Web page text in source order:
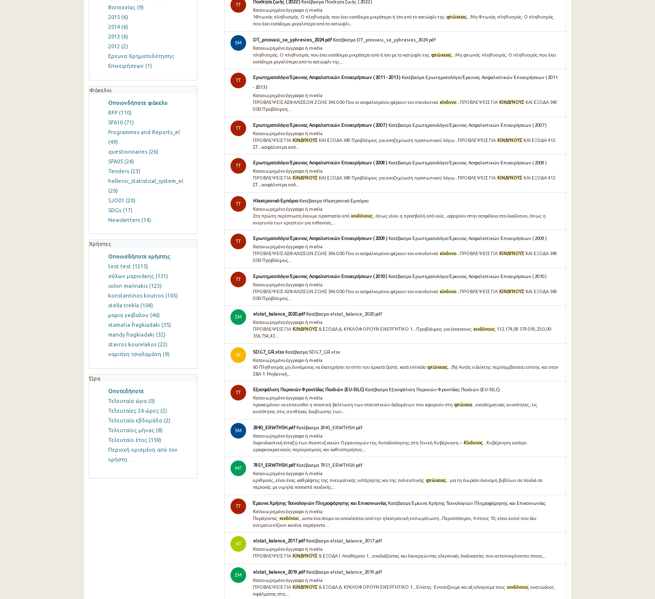
Βιοτεχνίας (9)
2015 (6)
2014 (6)
2013 (6)
2012 (2)
Ερευνα Χρηματοδότησης
Επιχειρήσεων (1)
Φάκελοι
Οποιονδήποτε φάκελο
RFP (110)
SFA10 (71)
Programmes and Reports_el
(49)
questionnaires (26)
SFA05 (24)
Tenders (23)
hellenic_statistical_system_el
(20)
SJO01 (20)
SDGs (17)
Newsletters (14)
Χρήστες
Οποιοσδήποτε χρήστης
test test (1215)
σόλων μαρινάκης (131)
solon marinakis (123)
konstantinos koutros (105)
stella trekla (104)
μαρια γκιβαλου (46)
stamatia fragkiadaki (35)
mandy fragkiadaki (32)
stavros kourelakos (22)
χαριτίνη τσιαλαμάνη (9)
Ώρα
Οποτεδήποτε
Τελευταία ώρα (0)
Τελευταίες 24 ώρες (2)
Τελευταία εβδομάδα (2)
Τελευταίος μήνας (8)
Τελευταίο έτος (159)
Περιοχή ορισμένη από τον
χρήστη…
TT
Ποιότητα ζωής ( 2022 ) Κατέβασμα Ποιότητα ζωής ( 2022 )
Καταχωρημένο έγγραφο ή media
1Φτωχός πληθυσμός: Ο πληθυσμός που έχει εισόδημα μικρότερο ή ίσο από το κατώφλι της φτώχειας...Μη Φτωχός πληθυσμός: Ο πληθυσμός
που έχει εισόδημα μεγαλύτερο από το κατώφλι...
SM
DT_prosvasi_se_yphresies_2024.pdf Κατέβασμα DT_prosvasi_se_yphresies_2024.pdf
Καταχωρημένο έγγραφο ή media
πληθυσμός: Ο πληθυσμός που έχει εισόδημα μικρότερο από ή ίσο με το κατώφλι της φτώχειας ...Μη φτωχός πληθυσμός: Ο πληθυσμός που έχει
εισόδημα μεγαλύτερο από το κατώφλι της...
TT
Ερωτηματολόγιο Έρευνας Ασφαλιστικών Επιχειρήσεων ( 2011 - 2013 ) Κατέβασμα Ερωτηματολόγιο Έρευνας Ασφαλιστικών Επιχειρήσεων ( 2011
- 2013 )
Καταχωρημένο έγγραφο ή media
ΠΡΟΒΛΕΨΕΙΣ ΑΣΦΑΛΙΣΕΩΝ ΖΩΗΣ 346 0.00 Που οι ασφαλισμένοι φέρουν τον επενδυτικό κίνδυνο...ΠΡΟΒΛΕΨΕΙΣ ΓΙΑ ΚΙΝΔΥΝΟΥΣ ΚΑΙ ΕΞΟΔΑ 348
0.00 Προβλέψεις...
TT
Ερωτηματολόγιο Έρευνας Ασφαλιστικών Επιχειρήσεων ( 2007 ) Κατέβασμα Ερωτηματολόγιο Έρευνας Ασφαλιστικών Επιχειρήσεων ( 2007 )
Καταχωρημένο έγγραφο ή media
ΠΡΟΒΛΕΨΕΙΣ ΓΙΑ ΚΙΝΔΥΝΟΥΣ ΚΑΙ ΕΞΟΔΑ 348 Προβλέψεις για αποζημίωση προσωπικού λόγω...ΠΡΟΒΛΕΨΕΙΣ ΓΙΑ ΚΙΝΔΥΝΟΥΣ ΚΑΙ ΕΞΟΔΑ 412
ΣΤ....ασφάλιστρα από...
TT
Ερωτηματολόγιο Έρευνας Ασφαλιστικών Επιχειρήσεων ( 2008 ) Κατέβασμα Ερωτηματολόγιο Έρευνας Ασφαλιστικών Επιχειρήσεων ( 2008 )
Καταχωρημένο έγγραφο ή media
ΠΡΟΒΛΕΨΕΙΣ ΓΙΑ ΚΙΝΔΥΝΟΥΣ ΚΑΙ ΕΞΟΔΑ 348 Προβλέψεις για αποζημίωση προσωπικού λόγω...ΠΡΟΒΛΕΨΕΙΣ ΓΙΑ ΚΙΝΔΥΝΟΥΣ ΚΑΙ ΕΞΟΔΑ 412
ΣΤ....ασφάλιστρα από...
TT
Ηλεκτρονικό Εμπόριο Κατέβασμα Ηλεκτρονικό Εμπόριο
Καταχωρημένο έγγραφο ή media
Στη πρώτη περίπτωση έχουμε προστασία από κινδύνους , όπως είναι η προσβολή από ιούς...αφορούν στην ασφάλεια στο διαδίκτυο, όπως η
ανησυχία των χρηστών για πιθανούς...
TT
Ερωτηματολόγιο Έρευνας Ασφαλιστικών Επιχειρήσεων ( 2009 ) Κατέβασμα Ερωτηματολόγιο Έρευνας Ασφαλιστικών Επιχειρήσεων ( 2009 )
Καταχωρημένο έγγραφο ή media
ΠΡΟΒΛΕΨΕΙΣ ΑΣΦΑΛΙΣΕΩΝ ΖΩΗΣ 346 0.00 Που οι ασφαλισμένοι φέρουν τον επενδυτικό κίνδυνο...ΠΡΟΒΛΕΨΕΙΣ ΓΙΑ ΚΙΝΔΥΝΟΥΣ ΚΑΙ ΕΞΟΔΑ 348
0.00 Προβλέψεις...
TT
Ερωτηματολόγιο Έρευνας Ασφαλιστικών Επιχειρήσεων ( 2010 ) Κατέβασμα Ερωτηματολόγιο Έρευνας Ασφαλιστικών Επιχειρήσεων ( 2010 )
Καταχωρημένο έγγραφο ή media
ΠΡΟΒΛΕΨΕΙΣ ΑΣΦΑΛΙΣΕΩΝ ΖΩΗΣ 346 0.00 Που οι ασφαλισμένοι φέρουν τον επενδυτικό κίνδυνο ...ΠΡΟΒΛΕΨΕΙΣ ΓΙΑ ΚΙΝΔΥΝΟΥΣ ΚΑΙ ΕΞΟΔΑ 348
0.00 Προβλέψεις...
ΣΜ
elstat_balance_2020.pdf Κατέβασμα elstat_balance_2020.pdf
Καταχωρημένο έγγραφο ή media
ΠΡΟΒΛΕΨΕΙΣ ΓΙΑ ΚΙΝΔΥΝΟΥΣ & ΕΞΟΔΑ Δ. ΚΥΚΛΟΦΟΡΟΥΝ ΕΝΕΡΓΗΤΙΚΟ 1....Προβλέψεις για έκτακτους κινδύνους 112.174,09 579.019,25 0,00
356.754,43 ...
SF
SDG7_GR.xlsx Κατέβασμα SDG7_GR.xlsx
Καταχωρημένο έγγραφο ή media
60 Πληθυσμός μη δυνάμενος να διατηρήσει το σπίτι του αρκετά ζεστό, κατά επίπεδο φτώχειας ...(%) Αυτός ο δείκτης περιλαμβάνεται επίσης και στον
ΣΒΑ 1: Μηδενική...
TT
Εξασφάλιση Παροχών Φροντίδας Παιδιών (EU-SILC) Κατέβασμα Εξασφάλιση Παροχών Φροντίδας Παιδιών (EU-SILC)
Καταχωρημένο έγγραφο ή media
προκειμένου να επιτευχθεί η ποιοτική βελτίωση των στατιστικών δεδομένων που αφορούν στη φτώχεια...εισοδηματικές ανισότητες, τις
ανισότητες στις συνθήκες διαβίωσης των...
SM
2840_ERWTHSH.pdf Κατέβασμα 2840_ERWTHSH.pdf
Καταχωρημένο έγγραφο ή media
Αιφνιδιαστική ένταξη των Αναπτυξιακών Οργανισμών της Αυτοδιοίκησης στη Γενική Κυβέρνηση – Κίνδυνος ...Κυβέρνηση εισάγει
γραφειοκρατικούς περιορισμούς και καθυστερήσεις...
ΜΓ
7851_ERWTHSH.pdf Κατέβασμα 7851_ERWTHSH.pdf
Καταχωρημένο έγγραφο ή media
αριθμούς, είναι ένας καθρέφτης της πνευματικής υστέρησης και της πολιτιστικής φτώχειας...για τη δωρεάν διανομή βιβλίων σε παιδιά σε
περιοχές με υψηλά ποσοστά παιδικής...
TT
Έρευνα Χρήσης Τεχνολογιών Πληροφόρησης και Επικοινωνίας Κατέβασμα Έρευνα Χρήσης Τεχνολογιών Πληροφόρησης και Επικοινωνίας
Καταχωρημένο έγγραφο ή media
Παράγοντες κινδύνου , ώστε ένα άτομο να αποκλείεται από την ηλεκτρονική ενσωμάτωση...Περισσότεροι, 4 στους 10, είναι αυτοί που δεν
αντιμετωπίζουν κανένα παράγοντα ...
ΧΤ
elstat_balance_2017.pdf Κατέβασμα elstat_balance_2017.pdf
Καταχωρημένο έγγραφο ή media
ΠΡΟΒΛΕΨΕΙΣ ΓΙΑ ΚΙΝΔΥΝΟΥΣ & ΕΞΟΔΑ Ι. Αποθέματα 1....σχεδιάζοντας και διενεργώντας ελεγκτικές διαδικασίες που ανταποκρίνονται στους...
ΣΜ
elstat_balance_2019.pdf Κατέβασμα elstat_balance_2019.pdf
Καταχωρημένο έγγραφο ή media
ΠΡΟΒΛΕΨΕΙΣ ΓΙΑ ΚΙΝΔΥΝΟΥΣ & ΕΞΟΔΑ Δ. ΚΥΚΛΟΦΟΡΟΥΝ ΕΝΕΡΓΗΤΙΚΟ 1....Επίσης: Εντοπίζουμε και αξιολογούμε τους κινδύνους ουσιώδους
σφάλματος στις...